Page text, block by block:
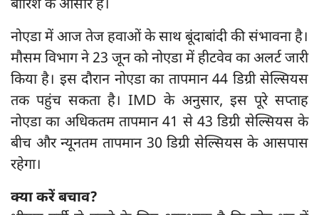
बारिश के आसार हैं।
नोएडा में आज तेज हवाओं के साथ बूंदाबांदी की संभावना है।
मौसम विभाग ने 23 जून को नोएडा में हीटवेव का अलर्ट जारी
किया है। इस दौरान नोएडा का तापमान 44 डिग्री सेल्सियस
तक पहुंच सकता है। IMD के अनुसार, इस पूरे सप्ताह
नोएडा का अधिकतम तापमान 41 से 43 डिग्री सेल्सियस के
बीच और न्यूनतम तापमान 30 डिग्री सेल्सियस के आसपास
रहेगा।
क्या करें बचाव?